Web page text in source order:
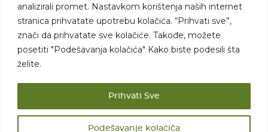
analizirali promet. Nastavkom korištenja naših internet
stranica prihvatate upotrebu kolačića. “Prihvati sve”,
znači da prihvatate sve kolačiće. Takođe, možete
posetiti "Podešavanja kolačića" Kako biste podesili šta
želite.
Podešavanje kolaćiča
Prihvati Sve
Kontakt
Kontakt
Sva prava zadržana. 2007 - 2026. © Agromedia d.o.o.